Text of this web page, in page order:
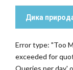
Дика
Error type: "Too
exceeded for
Queries per day'